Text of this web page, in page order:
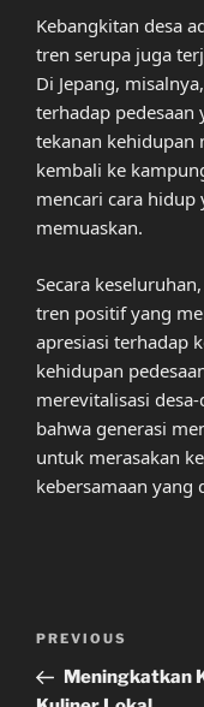
Kebangkitan desa
tren serupa juga
Di Jepang,
terhadap pedesaan
tekanan kehidupan
kembali ke
mencari cara hidup
memuaskan.
Secara
tren positif yang
apresiasi terhadap
kehidupan
merevitalisasi
bahwa generasi
untuk merasakan
kebersamaan yang
Previous
Post
PREVIOUS
Meningkatkan